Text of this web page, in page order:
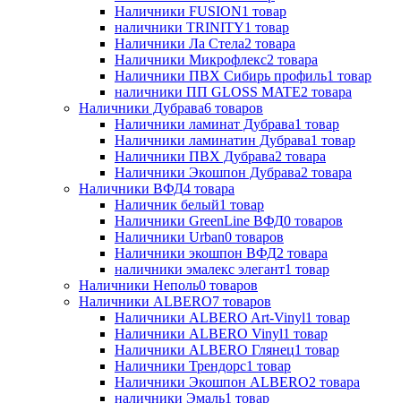
Наличники FUSION1 товар
наличники TRINITY1 товар
Наличники Ла Стела2 товара
Наличники Микрофлекс2 товара
Наличники ПВХ Сибирь профиль1 товар
наличники ПП GLOSS MATE2 товара
Наличники Дубрава6 товаров
Наличники ламинат Дубрава1 товар
Наличники ламинатин Дубрава1 товар
Наличники ПВХ Дубрава2 товара
Наличники Экошпон Дубрава2 товара
Наличники ВФД4 товара
Наличник белый1 товар
Наличники GreenLine ВФД0 товаров
Наличники Urban0 товаров
Наличники экошпон ВФД2 товара
наличники эмалекс элегант1 товар
Наличники Неполь0 товаров
Наличники ALBERO7 товаров
Наличники ALBERO Art-Vinyl1 товар
Наличники ALBERO Vinyl1 товар
Наличники ALBERO Глянец1 товар
Наличники Трендорс1 товар
Наличники Экошпон ALBERO2 товара
наличники Эмаль1 товар